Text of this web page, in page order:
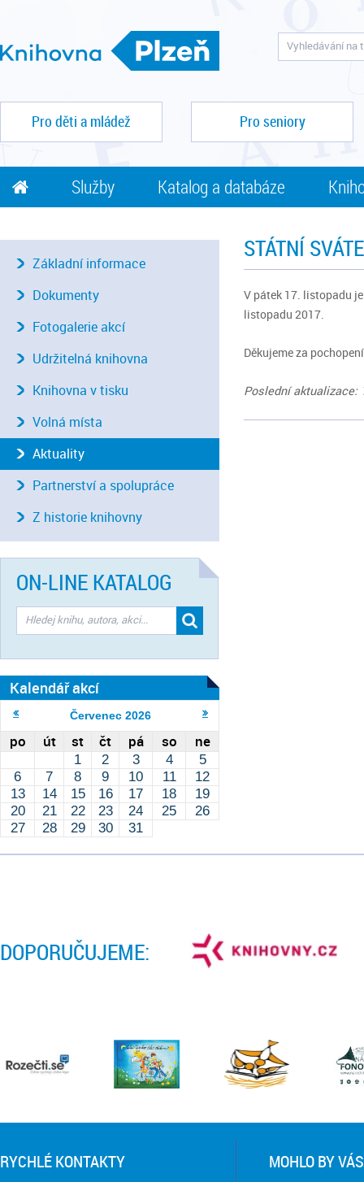
Pro děti a mládež Pro seniory
Služby Katalog a databáze
STÁTNÍ
V pátek 17. listopadu
listopadu 2017.
Děkujeme za
Poslední aktualizace:
Základní informace
Dokumenty
Fotogalerie akcí
Udržitelná knihovna
Knihovna v tisku
Volná místa
Aktuality
Partnerství a spolupráce
Z historie knihovny
ON-LINE KATALOG
Kalendář akcí
Červenec 2026
po út st čt pá so ne
1 2 3 4
5
6
7 8 9 10 11
12
13
14 15 16 17 18
19
20
21 22 23 24 25
26
27
28 29 30 31
DOPORUČUJEME:
RYCHLÉ KONTAKTY MOHLO BY